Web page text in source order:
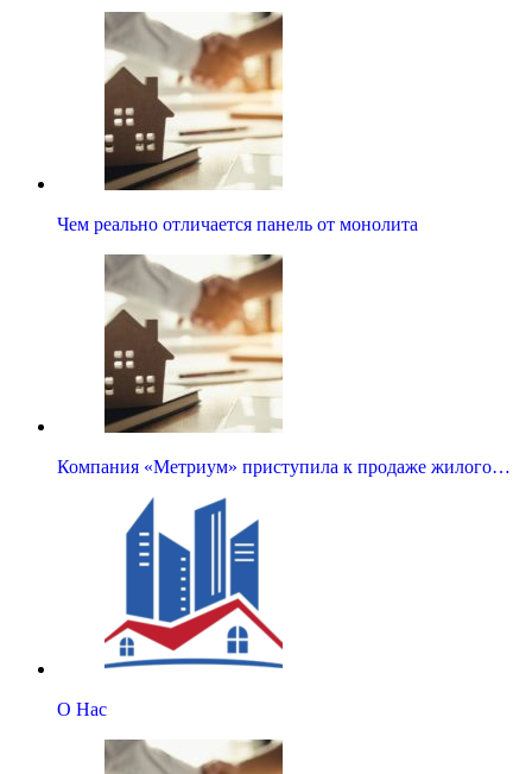
Чем реально отличается панель от монолита
Компания «Метриум» приступила к продаже жилого…
О Нас